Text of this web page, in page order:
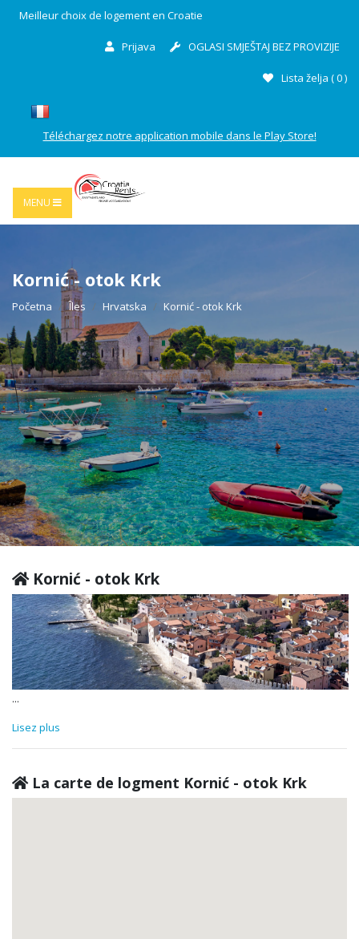
Meilleur choix de logement en Croatie
Prijava OGLASI SMJEŠTAJ BEZ PROVIZIJE
Lista želja (0)
Téléchargez notre application mobile dans le Play Store!
MENU
Kornić - otok Krk
Početna Îles Hrvatska Kornić - otok Krk
Kornić - otok Krk
...
Lisez plus
La carte de logment Kornić - otok Krk